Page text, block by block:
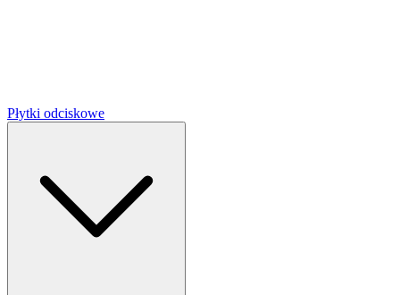
Płytki odciskowe